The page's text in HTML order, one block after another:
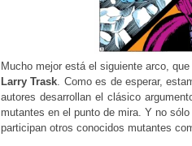
Mucho mejor está el siguiente arco,
Larry Trask . Como es de esperar,
autores desarrollan el clásico
mutantes en el punto de mira. Y no sólo
participan otros conocidos mutantes